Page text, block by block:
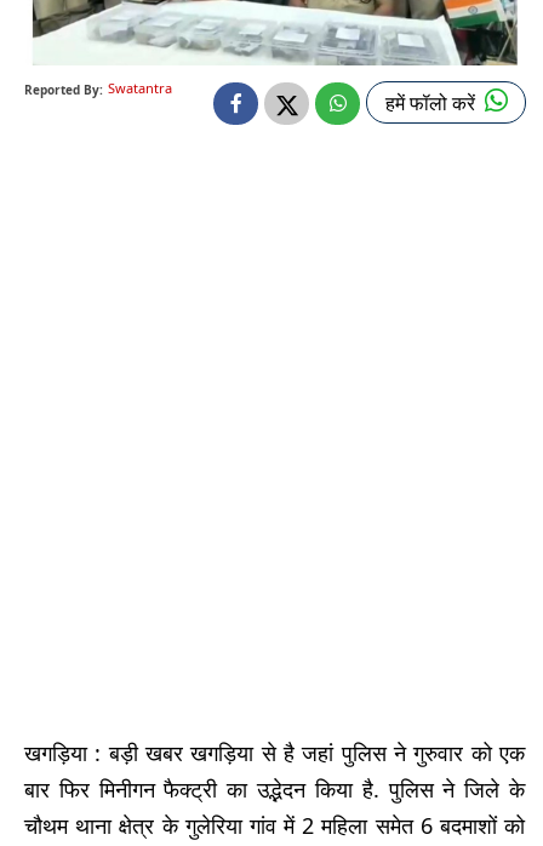
Reported By: Swatantra
हमें फॉलो करें
खगड़िया : बड़ी खबर खगड़िया से है जहां पुलिस ने गुरुवार को एक
बार फिर मिनीगन फैक्ट्री का उद्भेदन किया है. पुलिस ने जिले के
चौथम थाना क्षेत्र के गुलेरिया गांव में 2 महिला समेत 6 बदमाशों को